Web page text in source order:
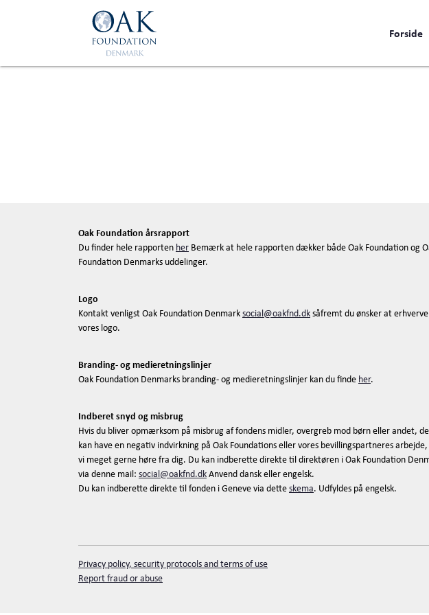
Forside
Oak Foundation årsrapport
Du finder hele rapporten her Bemærk at hele rapporten dækker både Oak Foundation og
Foundation Denmarks uddelinger.
Logo
Kontakt venligst Oak Foundation Denmarksocial@oakfnd.dksåfremt du ønsker at erhverve
vores logo.
Branding- og medieretningslinjer
Oak Foundation Denmarks branding- og medieretningslinjer kan du finde her.
Indberet snyd og misbrug
Hvis du bliver opmærksom på misbrug af fondens midler, overgreb mod børn eller andet,
kan have en negativ indvirkning på Oak Foundations eller vores bevillingspartneres
vi meget gerne høre fra dig. Du kan indberette direkte til direktøren i Oak Foundation
via denne mail: social@oakfnd.dkAnvend dansk eller engelsk.
Du kan indberette direkte til fonden i Geneve via detteskema. Udfyldes på engelsk.
Privacy policy, security protocols and terms of use
Report fraud or abuse